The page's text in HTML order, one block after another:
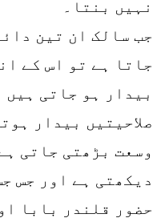
نہیں بنتا۔
جب سالک ان تین
جاتا ہے تو اس کے
بیدار ہو جاتی ہیں
صلاحیتیں بیدار
وسعت بڑھتی جاتی
دیکھتی ہے اور جس